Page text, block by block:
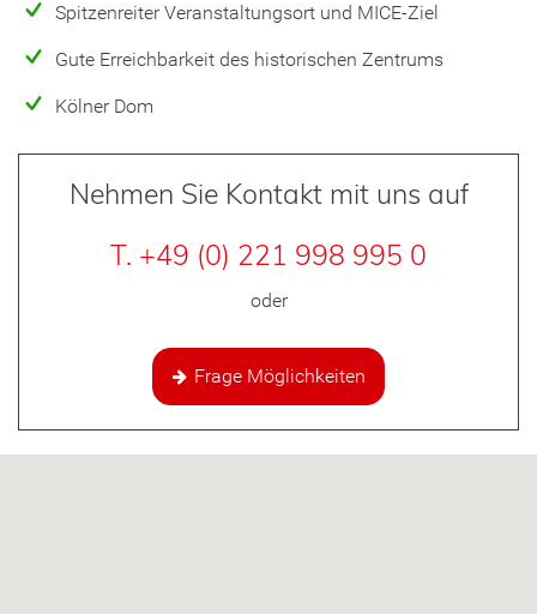
Spitzenreiter Veranstaltungsort und MICE-Ziel
Gute Erreichbarkeit des historischen Zentrums
Kölner Dom
Nehmen Sie Kontakt mit uns auf
T. +49 (0) 221 998 995 0
oder
Frage Möglichkeiten